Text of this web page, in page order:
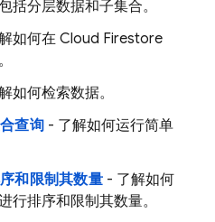
括分层数据和子集合。
如何在 Cloud Firestore
如何检索数据。
查询- 了解如何运行简单
和限制其数量- 了解如何
行排序和限制其数量。